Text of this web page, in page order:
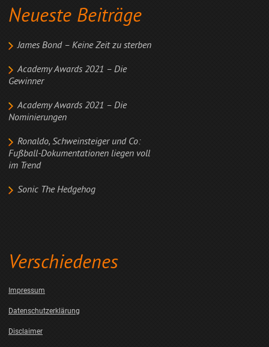
Neueste Beiträge
James Bond – Keine Zeit zu sterben
Academy Awards 2021 – Die
Gewinner
Academy Awards 2021 – Die
Nominierungen
Ronaldo, Schweinsteiger und Co:
Fußball-Dokumentationen liegen voll
im Trend
Sonic The Hedgehog
Verschiedenes
Impressum
Datenschutzerklärung
Disclaimer